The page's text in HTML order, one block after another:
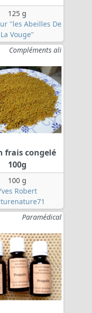
125 g
"les Abeilles De
La Vouge"
Compléments ali
frais congelé
100g
100 g
Robert
Paramédical